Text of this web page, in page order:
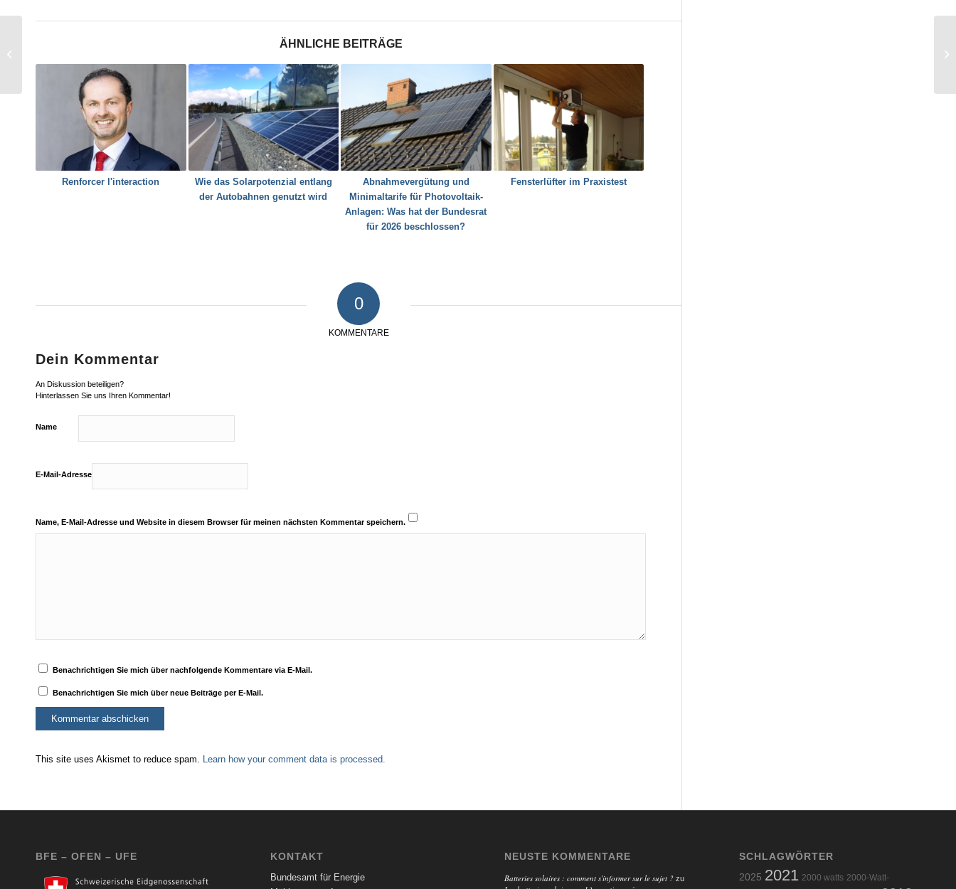
ÄHNLICHE BEITRÄGE
Renforcer l'interaction
Wie das Solarpotenzial entlang
der Autobahnen genutzt wird
Abnahmevergütung und
Minimaltarife für Photovoltaik-
Anlagen: Was hat der Bundesrat
für 2026 beschlossen?
Fensterlüfter im Praxistest
0
KOMMENTARE
Dein Kommentar
An Diskussion beteiligen?
Hinterlassen Sie uns Ihren Kommentar!
Name
E-Mail-Adresse
Name, E-Mail-Adresse und Website in diesem Browser für meinen nächsten Kommentar speichern.
Benachrichtigen Sie mich über nachfolgende Kommentare via E-Mail.
Benachrichtigen Sie mich über neue Beiträge per E-Mail.
This site uses Akismet to reduce spam. Learn how your comment data is processed.
BFE – OFEN – UFE KONTAKT
Bundesamt für Energie
NEUSTE KOMMENTARE
Batteries solaires : comment s'informer sur le sujet ? zu
SCHLAGWÖRTER
2025 2021 2000 watts 2000-Watt-
Minergie